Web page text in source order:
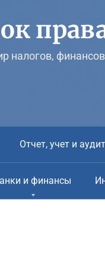
налогов,
Отчет, учет и аудит
и финансы